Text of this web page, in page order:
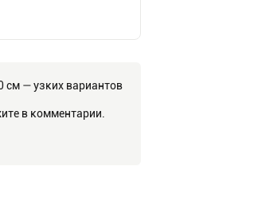
см — узких вариантов
в комментарии.